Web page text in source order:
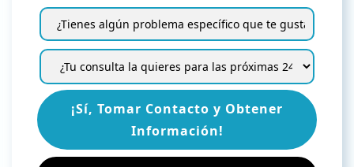
¡Sí, Tomar Contacto y Obtener
Información!